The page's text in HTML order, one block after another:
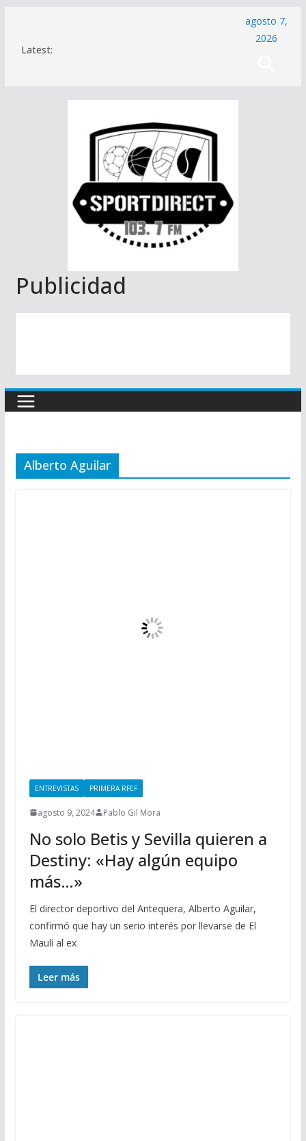
contenido
Latest:
agosto 7,
2026
Publicidad
Alberto Aguilar
ENTREVISTAS PRIMERA RFEF
agosto 9, 2024 Pablo Gil Mora
No solo Betis y Sevilla quieren a
Destiny: «Hay algún equipo
más…»
El director deportivo del Antequera, Alberto Aguilar,
confirmó que hay un serio interés por llevarse de El
Maulí al ex
Leer más